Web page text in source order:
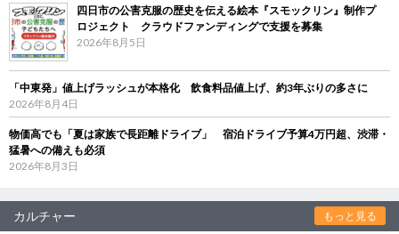
四日市の公害克服の歴史を伝える絵本『スモックリン』制作プ
ロジェクト クラウドファンディングで支援を募集
2026年8月5日
「中東発」値上げラッシュが本格化 飲食料品値上げ、約3年ぶりの多さに
2026年8月4日
物価高でも「夏は家族で長距離ドライブ」 宿泊ドライブ予算4万円超、渋滞・
猛暑への備えも必須
2026年8月3日
カルチャー もっと見る